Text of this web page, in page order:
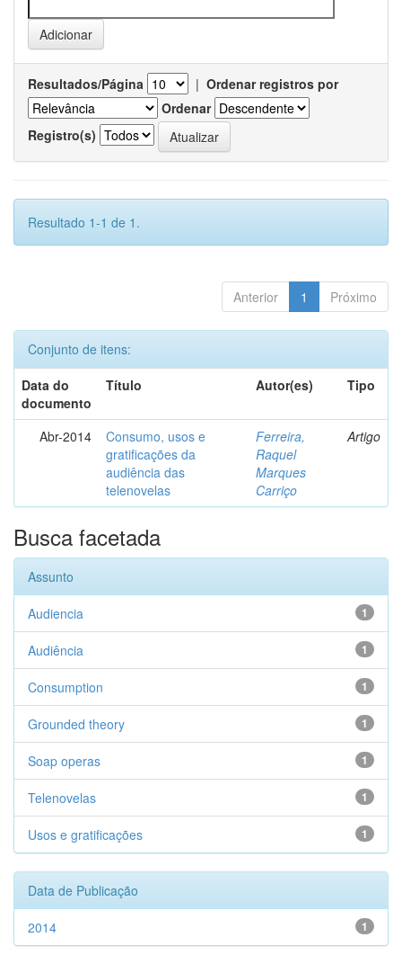
Resultados/Página | Ordenar registros por
Ordenar
Registro(s)
Resultado 1-1 de 1.
Anterior 1 Próximo
Conjunto de itens:
Data do
documento
Título Autor(es) Tipo
Abr-2014
Consumo, usos e
gratificações da
audiência das
telenovelas
Ferreira,
Raquel
Marques
Carriço
Artigo
Busca facetada
Assunto
1
Audiencia
1
Audiência
1
Consumption
1
Grounded theory
1
Soap operas
1
Telenovelas
1
Usos e gratificações
Data de Publicação
1
2014